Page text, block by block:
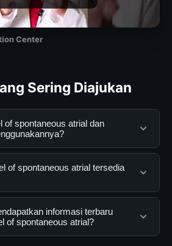
Center
Sering Diajukan
of spontaneous atrial dan
atrial adalah layanan
untuk membantu pengguna
lengkap dan terpercaya. Anda
dengan mengunjungi situs
panduan yang tersedia.
of spontaneous atrial tersedia
atrial dapat diakses
pengguna. Tidak ada biaya
yang diperlukan untuk
informasi terbaru
of spontaneous atrial?